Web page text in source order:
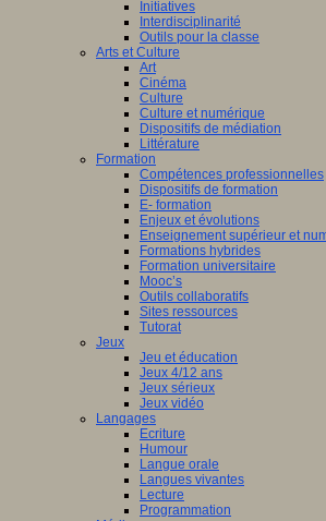
Initiatives
Interdisciplinarité
Outils pour la classe
Arts et Culture
Art
Cinéma
Culture
Culture et numérique
Dispositifs de médiation
Littérature
Formation
Compétences professionnelles
Dispositifs de formation
E- formation
Enjeux et évolutions
Enseignement supérieur et
Formations hybrides
Formation universitaire
Mooc’s
Outils collaboratifs
Sites ressources
Tutorat
Jeux
Jeu et éducation
Jeux 4/12 ans
Jeux sérieux
Jeux vidéo
Langages
Ecriture
Humour
Langue orale
Langues vivantes
Lecture
Programmation